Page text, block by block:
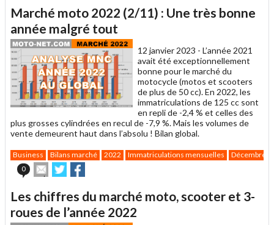
à
un
ami
Marché moto 2022 (2/11) : Une très bonne
année malgré tout
12 janvier 2023 - L’année 2021
avait été exceptionnellement
bonne pour le marché du
motocycle (motos et scooters
de plus de 50 cc). En 2022, les
immatriculations de 125 cc sont
en repli de -2,4 % et celles des
plus grosses cylindrées en recul de -7,9 %. Mais les volumes de
vente demeurent haut dans l’absolu ! Bilan global.
Business Bilans marché 2022 Immatriculations mensuelles
Décembre
0
Envoyer
cet
à
un
ami
Partager
sur sur
Les chiffres du marché moto, scooter et 3-
roues de l’année 2022